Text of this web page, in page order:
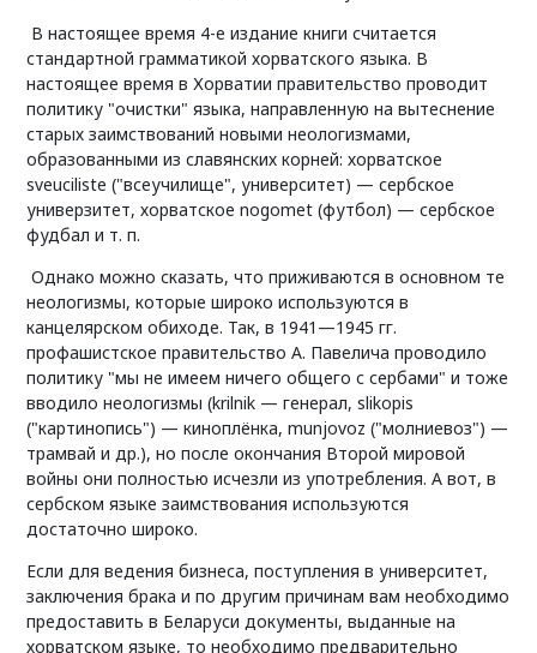
В настоящее время 4-е издание книги считается
стандартной грамматикой хорватского языка. В
настоящее время в Хорватии правительство проводит
политику "очистки" языка, направленную на вытеснение
старых заимствований новыми неологизмами,
образованными из славянских корней: хорватское
sveuciliste ("всеучилище", университет) — сербское
универзитет, хорватское nogomet (футбол) — сербское
фудбал и т. п.
Однако можно сказать, что приживаются в основном те
неологизмы, которые широко используются в
канцелярском обиходе. Так, в 1941—1945 гг.
профашистское правительство А. Павелича проводило
политику "мы не имеем ничего общего с сербами" и тоже
вводило неологизмы (krilnik — генерал, slikopis
("картинопись") — киноплёнка, munjovoz ("молниевоз") —
трамвай и др.), но после окончания Второй мировой
войны они полностью исчезли из употребления. А вот, в
сербском языке заимствования используются
достаточно широко.
Если для ведения бизнеса, поступления в университет,
заключения брака и по другим причинам вам необходимо
предоставить в Беларуси документы, выданные на
хорватском языке, то необходимо предварительно